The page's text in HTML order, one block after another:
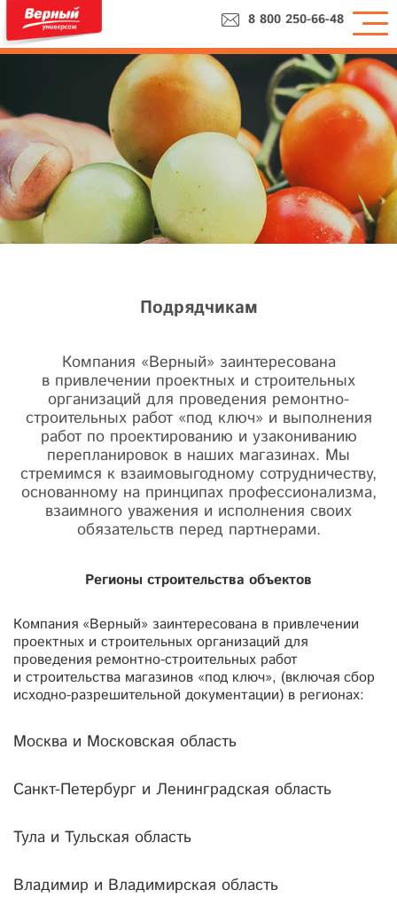
8 800 250-66-48
Подрядчикам
Компания «Верный» заинтересована
в привлечении проектных и строительных
организаций для проведения ремонтно-
строительных работ «под ключ» и выполнения
работ по проектированию и узакониванию
перепланировок в наших магазинах. Мы
стремимся к взаимовыгодному сотрудничеству,
основанному на принципах профессионализма,
взаимного уважения и исполнения своих
обязательств перед партнерами.
Регионы строительства объектов
Компания «Верный» заинтересована в привлечении
проектных и строительных организаций для
проведения ремонтно-строительных работ
и строительства магазинов «под ключ», (включая сбор
исходно-разрешительной документации) в регионах:
Москва и Московская область
Санкт-Петербург и Ленинградская область
Тула и Тульская область
Владимир и Владимирская область